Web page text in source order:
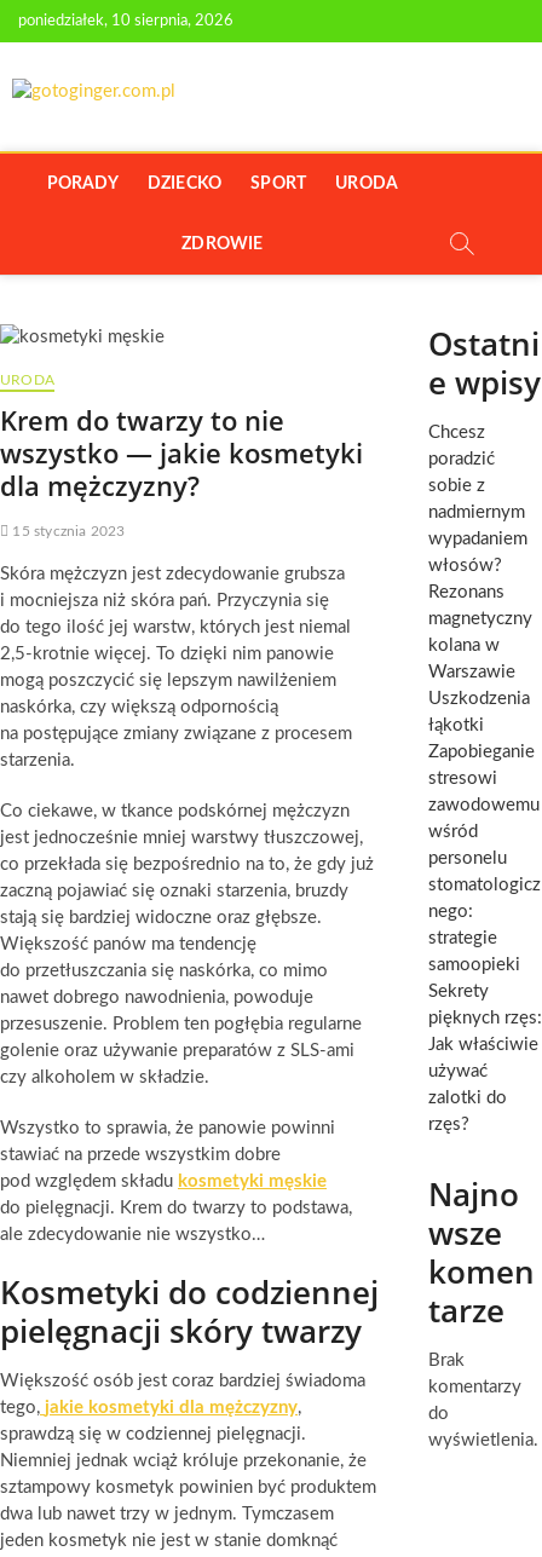
to
poniedziałek, 10 sierpnia, 2026
PORADY DZIECKO SPORT URODA
ZDROWIE
URODA
Krem do twarzy to nie
wszystko — jakie kosmetyki
dla mężczyzny?
15 stycznia 2023
Skóra mężczyzn jest zdecydowanie grubsza
i mocniejsza niż skóra pań. Przyczynia się
do tego ilość jej warstw, których jest niemal
2,5-krotnie więcej. To dzięki nim panowie
mogą poszczycić się lepszym nawilżeniem
naskórka, czy większą odpornością
na postępujące zmiany związane z procesem
starzenia.
Co ciekawe, w tkance podskórnej mężczyzn
jest jednocześnie mniej warstwy tłuszczowej,
co przekłada się bezpośrednio na to, że gdy już
zaczną pojawiać się oznaki starzenia, bruzdy
stają się bardziej widoczne oraz głębsze.
Większość panów ma tendencję
do przetłuszczania się naskórka, co mimo
nawet dobrego nawodnienia, powoduje
przesuszenie. Problem ten pogłębia regularne
golenie oraz używanie preparatów z SLS-ami
czy alkoholem w składzie.
Wszystko to sprawia, że panowie powinni
stawiać na przede wszystkim dobre
pod względem składu kosmetyki męskie
do pielęgnacji. Krem do twarzy to podstawa,
ale zdecydowanie nie wszystko…
Kosmetyki do codziennej
pielęgnacji skóry twarzy
Większość osób jest coraz bardziej świadoma
tego, jakie kosmetyki dla mężczyzny,
sprawdzą się w codziennej pielęgnacji.
Niemniej jednak wciąż króluje przekonanie, że
sztampowy kosmetyk powinien być produktem
dwa lub nawet trzy w jednym. Tymczasem
jeden kosmetyk nie jest w stanie domknąć
Ostatni
e wpisy
Chcesz
poradzić
sobie z
nadmiernym
wypadaniem
włosów?
Rezonans
magnetyczny
kolana w
Warszawie
Uszkodzenia
łąkotki
Zapobieganie
stresowi
zawodowemu
wśród
personelu
stomatologicz
nego:
strategie
samoopieki
Sekrety
pięknych rzęs:
Jak właściwie
używać
zalotki do
rzęs?
Najno
wsze
komen
tarze
Brak
komentarzy
do
wyświetlenia.